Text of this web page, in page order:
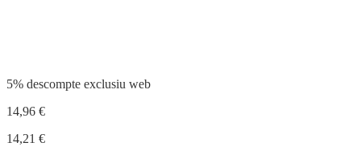
5% descompte exclusiu web
14,96 €
14,21 €